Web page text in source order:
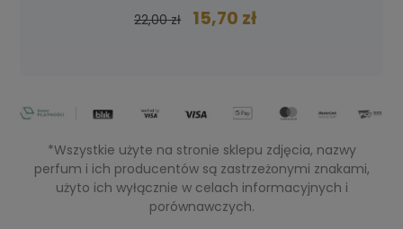
22,00 zł
15,70 zł
*Wszystkie użyte na stronie sklepu zdjęcia, nazwy
perfum i ich producentów są zastrzeżonymi znakami,
użyto ich wyłącznie w celach informacyjnych i
porównawczych.